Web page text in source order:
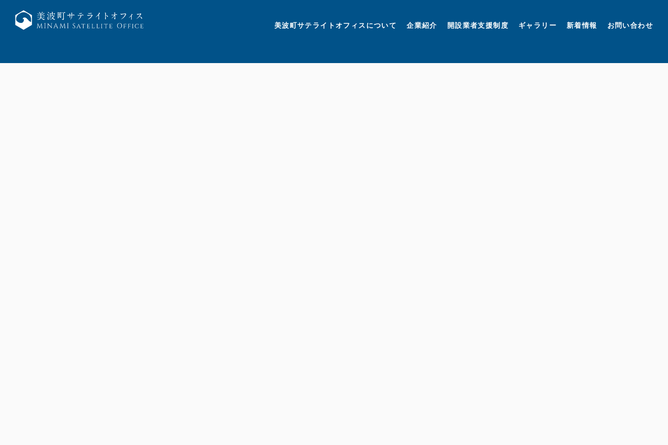
美波町サテライトオフィスについて 企業紹介 開設業者支援制度 ギャラリー 新着情報 お問い合わせ
美波町 ミナミマリンラボ
個人情報保護方針